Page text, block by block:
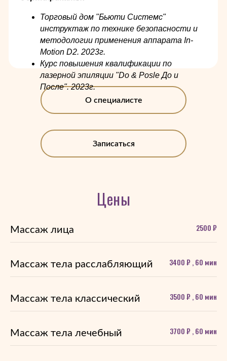
Записаться
О специалисте
Торговый дом "Бьюти Системс"
инструктаж по технике безопасности и
методологии применения аппарата In-
Motion D2. 2023г.
Курс повышения квалификации по
лазерной эпиляции "Do & Posle До и
После". 2023г.
Цены
Массаж лица 2500 ₽
Массаж тела расслабляющий 3400 ₽ , 60 мин
Массаж тела классический 3500 ₽ , 60 мин
Массаж тела лечебный 3700 ₽ , 60 мин